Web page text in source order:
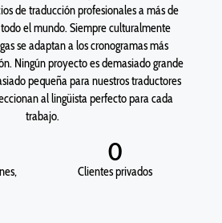
de traducción profesionales a más de
el mundo. Siempre culturalmente
se adaptan a los cronogramas más
Ningún proyecto es demasiado grande
pequeña para nuestros traductores
al lingüista perfecto para cada
trabajo.
Clientes privados
0